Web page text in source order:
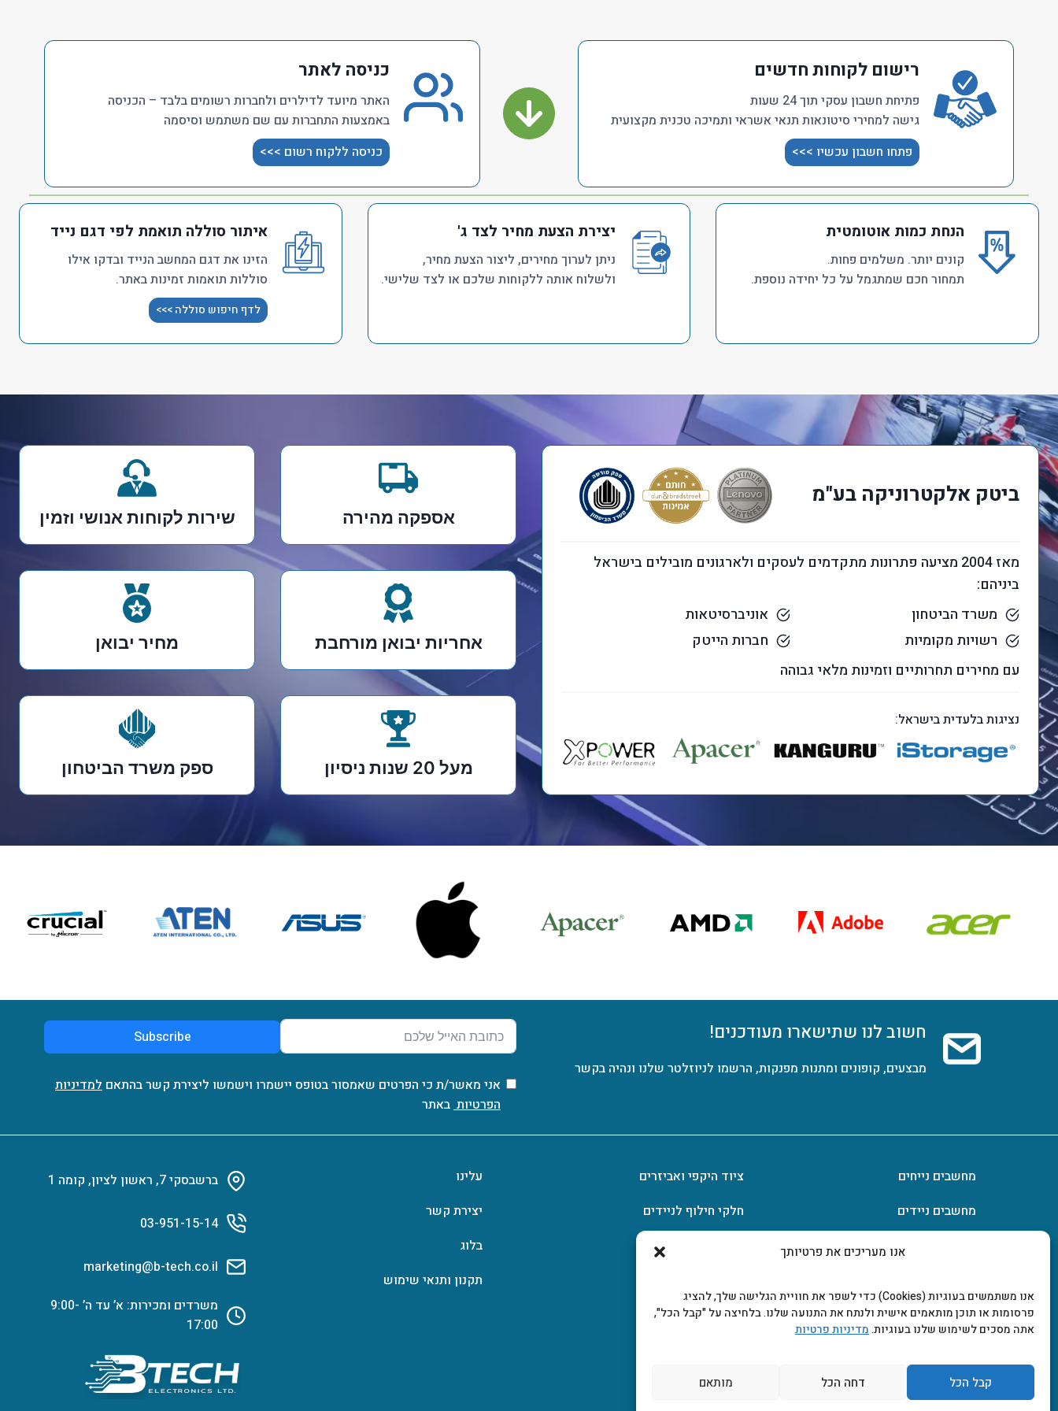
אנו מעריכים את פרטיותך
אנו משתמשים בעוגיות (Cookies) כדי לשפר את חוויית הגלישה שלך, להציג
פרסומות או תוכן מותאמים אישית ולנתח את התנועה שלנו. בלחיצה על "קבל הכל",
אתה מסכים לשימוש שלנו בעוגיות.מדיניות פרטיות
קבל הכל דחה הכל מותאם
רישום לקוחות חדשים
פתיחת חשבון עסקי תוך 24 שעות
גישה למחירי סיטונאות תנאי אשראי ותמיכה טכנית מקצועית
פתחו חשבון עכשיו >>>
כניסה לאתר
האתר מיועד לדילרים ולחברות רשומים בלבד – הכניסה
באמצעות התחברות עם שם משתמש וסיסמה
כניסה ללקוח רשום >>>
הנחת כמות אוטומטית
קונים יותר. משלמים פחות.
תמחור חכם שמתגמל על כל יחידה נוספת.
יצירת הצעת מחיר לצד ג'
ניתן לערוך מחירים, ליצור הצעת מחיר,
ולשלוח אותה ללקוחות שלכם או לצד שלישי.
איתור סוללה תואמת לפי דגם נייד
הזינו את דגם המחשב הנייד ובדקו אילו
סוללות תואמות זמינות באתר.
לדף חיפוש סוללה >>>
ביטק אלקטרוניקה בע"מ
מאז 2004 מציעה פתרונות מתקדמים לעסקים ולארגונים מובילים בישראל
ביניהם:
משרד הביטחון
אוניברסיטאות
רשויות מקומיות
חברות הייטק
עם מחירים תחרותיים וזמינות מלאי גבוהה
נציגות בלעדית בישראל:
אספקה מהירה שירות לקוחות אנושי וזמין
אחריות יבואן מורחבת מחיר יבואן
מעל 20 שנות ניסיון ספק משרד הביטחון​
חשוב לנו שתישארו מעודכנים!
מבצעים, קופונים ומתנות מפנקות, הרשמו לניוזלטר שלנו ונהיה בקשר
Subscribe
אני מאשר/ת כי הפרטים שאמסור בטופס יישמרו וישמשו ליצירת קשר בהתאם למדיניות
הפרטיותבאתר
מחשבים נייחים
מחשבים ניידים
ציוד היקפי ואביזרים
חלקי חילוף לניידים
עלינו
יצירת קשר
בלוג
תקנון ותנאי שימוש
ברשבסקי 7, ראשון לציון, קומה 1
03-951-15-14
marketing@b-tech.co.il
משרדים ומכירות: א’ עד ה’ 9:00-
17:00